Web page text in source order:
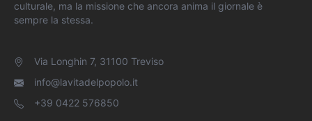
culturale, ma la missione che ancora anima il giornale è
sempre la stessa.
Via Longhin 7, 31100 Treviso
info@lavitadelpopolo.it
+39 0422 576850